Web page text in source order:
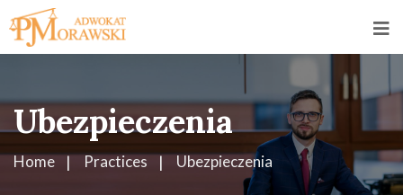
Ubezpieczenia
Home Practices Ubezpieczenia